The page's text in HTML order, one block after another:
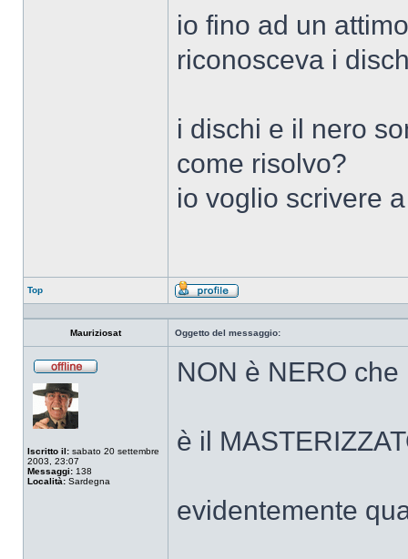
io fino ad un
riconosceva i
i dischi e il nero
come risolvo?
io voglio scrivere
Top
Profilo
Mauriziosat Oggetto del messaggio:
Iscritto il: sabato 20 settembre
2003, 23:07
Messaggi: 138
Località: Sardegna
NON è NERO
è il
evidentemente